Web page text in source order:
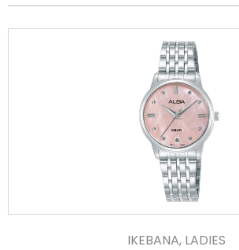
IKEBANA, LADIES